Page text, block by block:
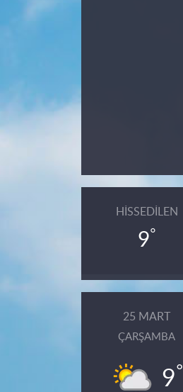
HISSEDILEN
9°
25 MART
ÇARŞAMBA
9°